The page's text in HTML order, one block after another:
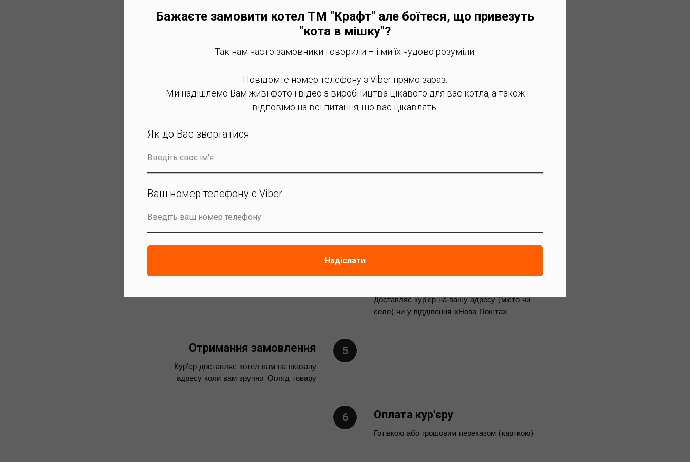
Порядок оформлення та покупки котла
Залиште заявку
Залиште свій контакт в формі заявки для
Без застав або якої частини від суми
Доставляє кур'єр на вашу адресу (місто чи
село) чи у відділення «Нова Пошта»
Отримання замовлення
Кур'єр доставляє котел вам на вказану
адресу коли вам зручно. Огляд товару
Оплата кур'єру
Готівкою або грошовим переказом (карткою)
Бажаєте замовити котел ТМ "Крафт" але боїтеся, що привезуть
"кота в мішку"?
Так нам часто замовники говорили – і ми їх чудово розуміли.
Повідомте номер телефону з Viber прямо зараз.
Ми надішлемо Вам живі фото і відео з виробництва цікавого для вас котла, а також
відповімо на всі питання, що вас цікавлять.
Як до Вас звертатися
Введіть своє ім'я
Ваш номер телефону с Viber
Введіть ваш номер телефону
Надіслати